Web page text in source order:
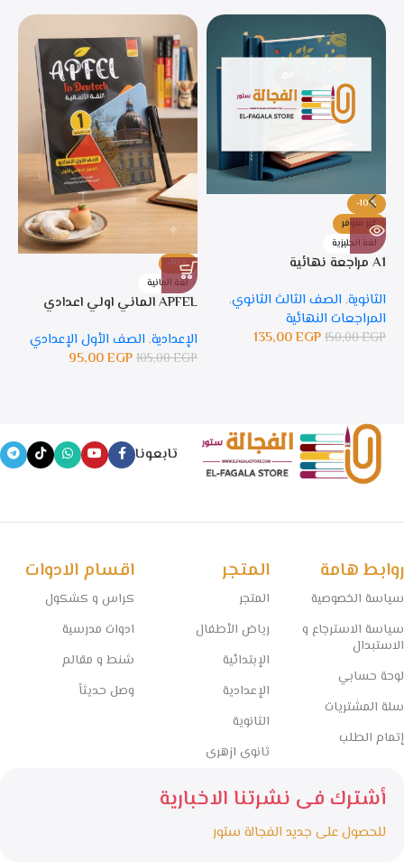
-10%
غير متوفر
لغة انجليزية
A1 مراجعة نهائية
الثانوية, الصف الثالث الثانوي,
المراجعات النهائية
150,00EGP
135,00EGP
-10%
لغة المانية
APFEL الماني اولي اعدادي
الإعدادية, الصف الأول الإعدادي
105,00EGP
95,00EGP
تابعونا
روابط هامة
سياسة الخصوصية
سياسة الاسترجاع و
الاستبدال
لوحة حسابي
سلة المشتريات
إتمام الطلب
المتجر
المتجر
رياض الأطفال
الإبتدائية
الإعدادية
الثانوية
ثانوى ازهرى
اقسام الادوات
كراس و كشكول
ادوات مدرسية
شنط و مقالم
وصل حديثاً
أشترك فى نشرتنا الاخبارية
للحصول على جديد الفجالة ستور